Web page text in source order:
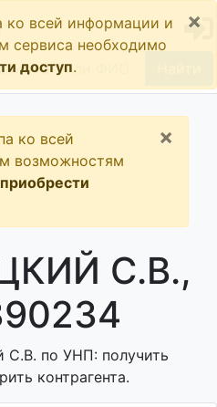
ко всей информации и
сервиса необходимо
доступ.
×
ко всей
возможностям
приобрести
×
С.В.,
С.В. по УНП: получить
контрагента.